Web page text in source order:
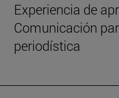
Experiencia de
Comunicación
periodística